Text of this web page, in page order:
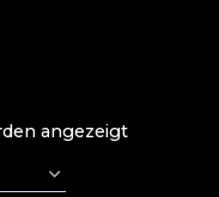
angezeigt